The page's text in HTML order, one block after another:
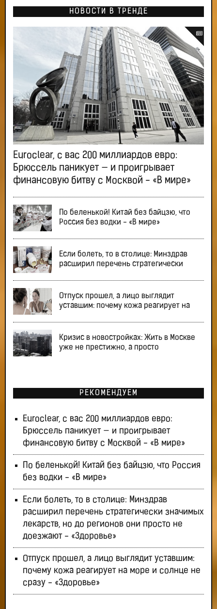
НОВОСТИ В ТРЕНДЕ
Euroclear, с вас 200 миллиардов евро:
Брюссель паникует — и проигрывает
финансовую битву с Москвой - «В мире»
По беленькой! Китай без байцзю, что
Россия без водки - «В мире»
Если болеть, то в столице: Минздрав
расширил перечень стратегически
Отпуск прошел, а лицо выглядит
уставшим: почему кожа реагирует на
Кризис в новостройках: Жить в Москве
уже не престижно, а просто
РЕКОМЕНДУЕМ
Euroclear, с вас 200 миллиардов евро:
Брюссель паникует — и проигрывает
финансовую битву с Москвой - «В мире»
По беленькой! Китай без байцзю, что Россия
без водки - «В мире»
Если болеть, то в столице: Минздрав
расширил перечень стратегически значимых
лекарств, но до регионов они просто не
доезжают - «Здоровье»
Отпуск прошел, а лицо выглядит уставшим:
почему кожа реагирует на море и солнце не
сразу - «Здоровье»